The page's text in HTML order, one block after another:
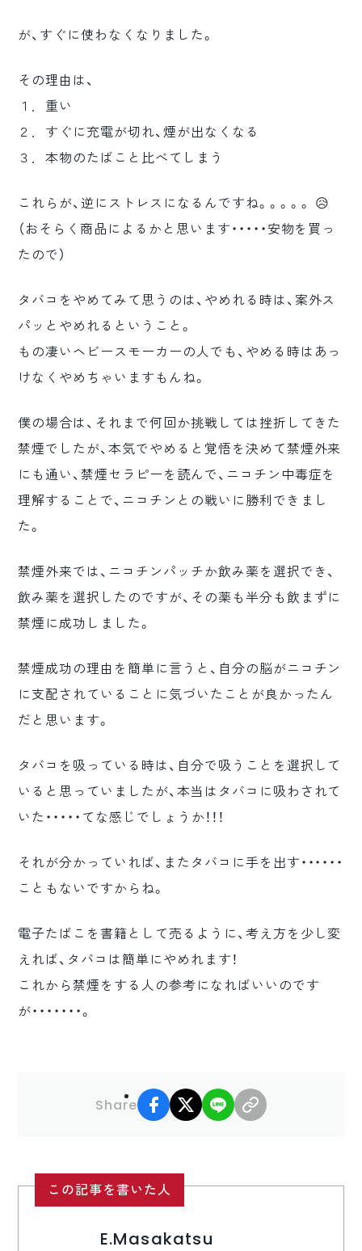
が、すぐに使わなくなりました。
その理由は、
１．重い
２．すぐに充電が切れ、煙が出なくなる
３．本物のたばこと比べてしまう
これらが、逆にストレスになるんですね。。。。。 😥
（おそらく商品によるかと思います・・・・・安物を買っ
たので）
タバコをやめてみて思うのは、やめれる時は、案外ス
パッとやめれるということ。
もの凄いヘビースモーカーの人でも、やめる時はあっ
けなくやめちゃいますもんね。
僕の場合は、それまで何回か挑戦しては挫折してきた
禁煙でしたが、本気でやめると覚悟を決めて禁煙外来
にも通い、禁煙セラピーを読んで、ニコチン中毒症を
理解することで、ニコチンとの戦いに勝利できまし
た。
禁煙外来では、ニコチンパッチか飲み薬を選択でき、
飲み薬を選択したのですが、その薬も半分も飲まずに
禁煙に成功しました。
禁煙成功の理由を簡単に言うと、自分の脳がニコチン
に支配されていることに気づいたことが良かったん
だと思います。
タバコを吸っている時は、自分で吸うことを選択して
いると思っていましたが、本当はタバコに吸わされて
いた・・・・・てな感じでしょうか！！！
それが分かっていれば、またタバコに手を出す・・・・・・
こともないですからね。
電子たばこを書籍として売るように、考え方を少し変
えれば、タバコは簡単にやめれます！
これから禁煙をする人の参考になればいいのです
が・・・・・・・。
Share
facebook
X LINE
この記事を書いた人
E.Masakatsu